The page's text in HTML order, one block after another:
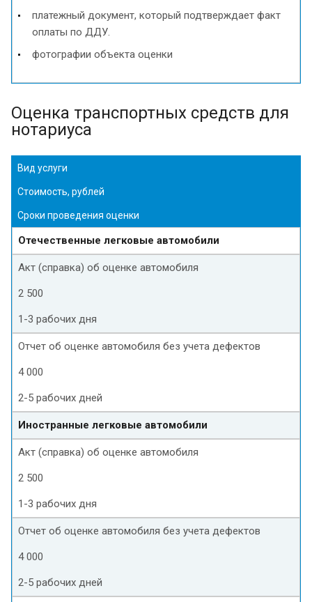
платежный документ, который подтверждает факт
оплаты по ДДУ.
фотографии объекта оценки
Оценка транспортных средств для
нотариуса
Вид услуги
Стоимость, рублей
Сроки проведения оценки
Отечественные легковые автомобили
Акт (справка) об оценке автомобиля
2 500
1-3 рабочих дня
Отчет об оценке автомобиля без учета дефектов
4 000
2-5 рабочих дней
Иностранные легковые автомобили
Акт (справка) об оценке автомобиля
2 500
1-3 рабочих дня
Отчет об оценке автомобиля без учета дефектов
4 000
2-5 рабочих дней